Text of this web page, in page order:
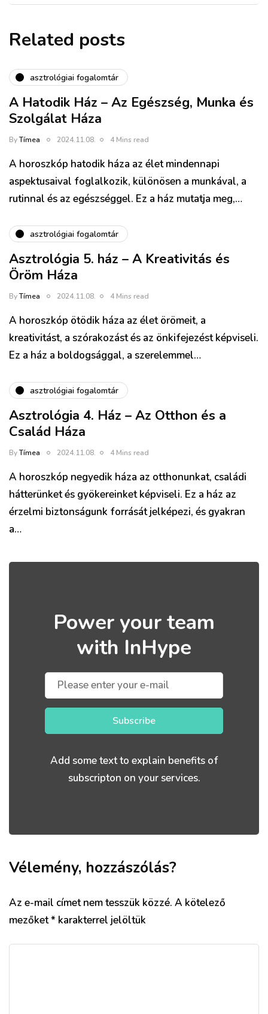
Related posts
asztrológiai fogalomtár
A Hatodik Ház – Az Egészség, Munka és
Szolgálat Háza
ByTímea 2024.11.08. 4 Mins read
A horoszkóp hatodik háza az élet mindennapi
aspektusaival foglalkozik, különösen a munkával, a
rutinnal és az egészséggel. Ez a ház mutatja meg,…
asztrológiai fogalomtár
Asztrológia 5. ház – A Kreativitás és
Öröm Háza
ByTímea 2024.11.08. 4 Mins read
A horoszkóp ötödik háza az élet örömeit, a
kreativitást, a szórakozást és az önkifejezést képviseli.
Ez a ház a boldogsággal, a szerelemmel…
asztrológiai fogalomtár
Asztrológia 4. Ház – Az Otthon és a
Család Háza
ByTímea 2024.11.08. 4 Mins read
A horoszkóp negyedik háza az otthonunkat, családi
hátterünket és gyökereinket képviseli. Ez a ház az
érzelmi biztonságunk forrását jelképezi, és gyakran
a…
Power your team
with InHype
Subscribe
Add some text to explain benefits of
subscripton on your services.
Vélemény, hozzászólás?
Az e-mail címet nem tesszük közzé. A kötelező
mezőket* karakterrel jelöltük